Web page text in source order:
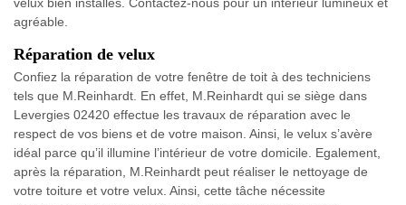
agréable.
Réparation de velux
Confiez la réparation de votre fenêtre de toit à des techniciens
tels que M.Reinhardt. En effet, M.Reinhardt qui se siège dans
Levergies 02420 effectue les travaux de réparation avec le
respect de vos biens et de votre maison. Ainsi, le velux s’avère
idéal parce qu’il illumine l’intérieur de votre domicile. Egalement,
après la réparation, M.Reinhardt peut réaliser le nettoyage de
votre toiture et votre velux. Ainsi, cette tâche nécessite